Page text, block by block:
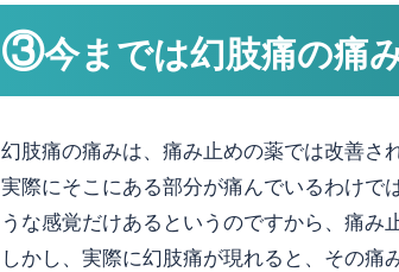
③今までは幻肢痛の痛
幻肢痛の痛みは、痛み止めの薬では改善さ
実際にそこにある部分が痛んでいるわけで
うな感覚だけあるというのですから、痛み
しかし、実際に幻肢痛が現れると、その